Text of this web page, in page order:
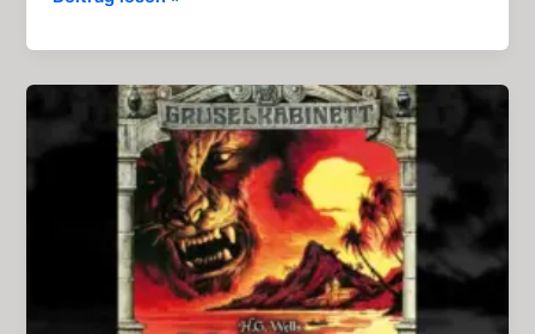
Spannende
Gruselkabinett